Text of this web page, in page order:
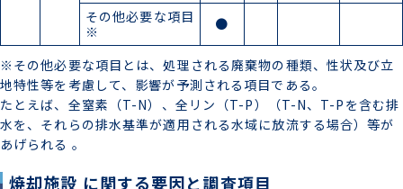
その他必要な項目
※
●
※その他必要な項目とは、処理される廃棄物の種類、性状及び立
地特性等を考慮して、影響が予測される項目である。
たとえば、全窒素（T-N）、全リン（T-P）（T-N、T-Pを含む排
水を、それらの排水基準が適用される水域に放流する場合）等が
あげられる 。
焼却施設 に関する要因と調査項目